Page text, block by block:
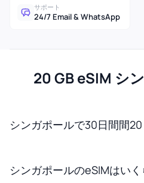
サポート
24/7 Email & WhatsApp
20 GB eSIM シ
シンガポールで30日間間20
シンガポールのeSIMはいく